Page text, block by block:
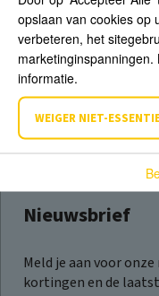
Schrijf een
Nieuwsbrief
Meld je aan voor
kortingen en de
opslaan van cookies op
verbeteren, het
informatie.
WEIGER NIET-